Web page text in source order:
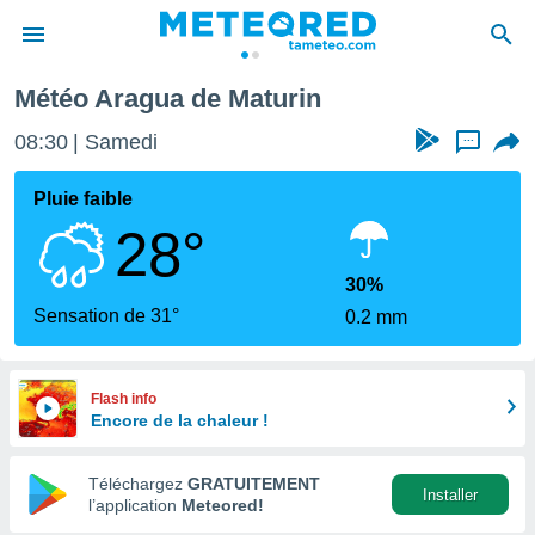
de
par
en
Météo Aragua de Maturin
08:30 Samedi ...
Pluie faible
28°
Sensation de 31°
30%
0.2 mm
Flash info
Encore de la chaleur !
Téléchargez GRATUITEMENT
l’application Meteored!
Installer